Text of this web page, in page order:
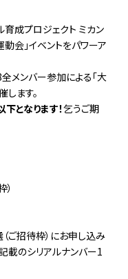
育成プロジェクト ミカン
会」イベントをパワーア
メンバー参加による「大
ます。
となります！乞うご期
ご招待枠）にお申し込み
載のシリアルナンバー1